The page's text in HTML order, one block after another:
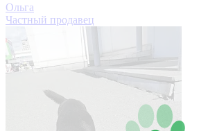
Ольга
Частный продавец